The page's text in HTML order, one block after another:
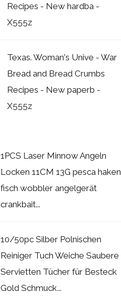
Recipes - New hardba -
X555z
Texas. Woman's Unive - War
Bread and Bread Crumbs
Recipes - New paperb -
X555z
1PCS Laser Minnow Angeln
Locken 11CM 13G pesca haken
fisch wobbler angelgerät
crankbait...
10/50pc Silber Polnischen
Reiniger Tuch Weiche Saubere
Servietten Tücher für Besteck
Gold Schmuck...